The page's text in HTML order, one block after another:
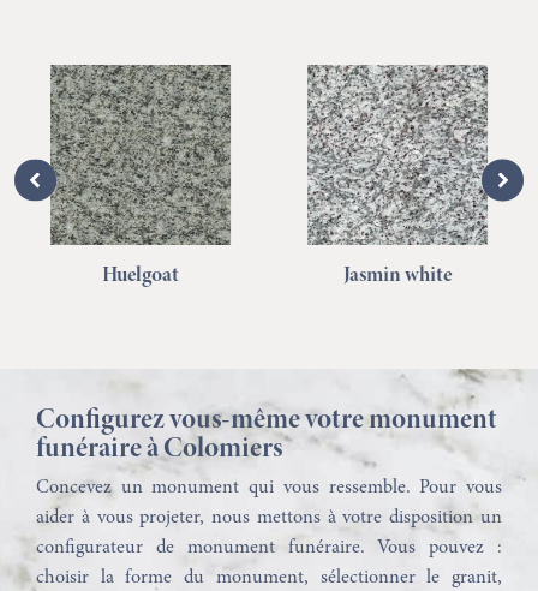
Huelgoat Jasmin white
Configurez vous-même votre monument
funéraire à Colomiers
Concevez un monument qui vous ressemble. Pour vous
aider à vous projeter, nous mettons à votre disposition un
configurateur de monument funéraire. Vous pouvez :
choisir la forme du monument, sélectionner le granit,